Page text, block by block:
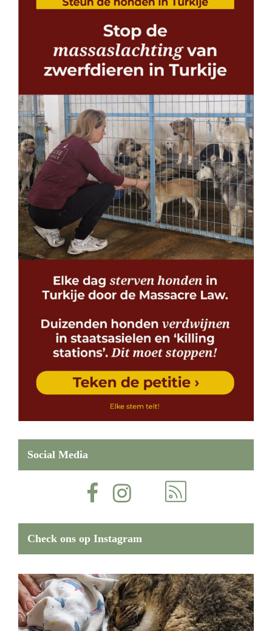
Social Media
Check ons op Instagram